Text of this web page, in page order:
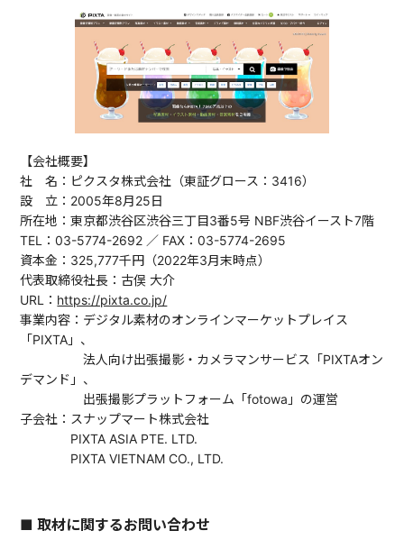
【会社概要】
社 名：ピクスタ株式会社（東証グロース：3416）
設 立：2005年8月25日
所在地：東京都渋谷区渋谷三丁目3番5号 NBF渋谷イースト7階
TEL：03-5774-2692 ／ FAX：03-5774-2695
資本金：325,777千円（2022年3月末時点）
代表取締役社長：古俣 大介
URL： https://pixta.co.jp/
事業内容：デジタル素材のオンラインマーケットプレイス
「PIXTA」、
法人向け出張撮影・カメラマンサービス「PIXTAオン
デマンド」、
出張撮影プラットフォーム「fotowa」の運営
子会社：スナップマート株式会社
PIXTA ASIA PTE. LTD.
PIXTA VIETNAM CO., LTD.
■ 取材に関するお問い合わせ